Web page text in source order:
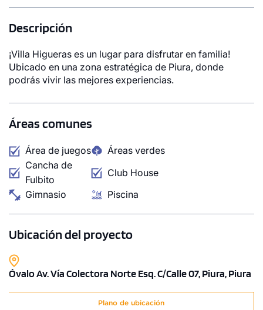
Descripción
¡Villa Higueras es un lugar para disfrutar en familia!
Ubicado en una zona estratégica de Piura, donde
podrás vivir las mejores experiencias.
Áreas comunes
Área de juegos
Áreas verdes
Cancha de
Fulbito
Club House
Gimnasio
Piscina
Ubicación del proyecto
Óvalo Av. Vía Colectora Norte Esq. C/Calle 07, Piura, Piura
Plano de ubicación